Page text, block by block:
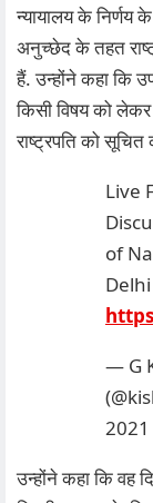
न्यायालय के
अनुच्छेद के तहत
हैं. उन्होंने कहा कि
किसी विषय को लेकर
राष्ट्रपति को
Live
of
— G
2021
उन्होंने कहा कि वह